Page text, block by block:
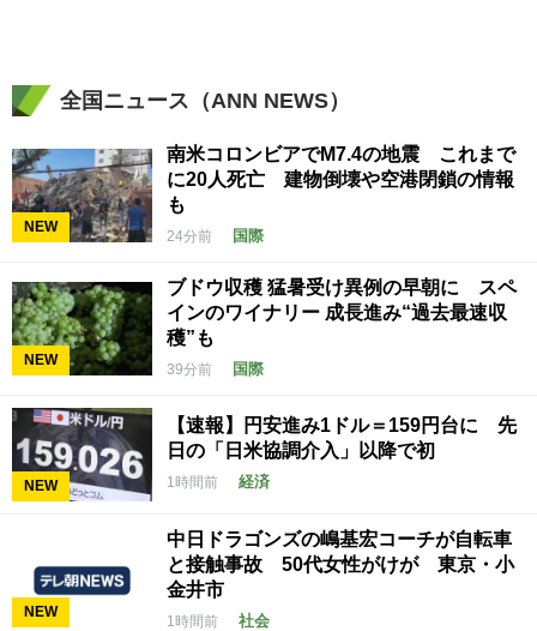
全国ニュース（ANN NEWS）
NEW
南米コロンビアでM7.4の地震 これまで
に20人死亡 建物倒壊や空港閉鎖の情報
も
24分前 国際
NEW
ブドウ収穫 猛暑受け異例の早朝に スペ
インのワイナリー 成長進み“過去最速収
穫”も
39分前 国際
NEW
【速報】円安進み1ドル＝159円台に 先
日の「日米協調介入」以降で初
1時間前 経済
NEW
中日ドラゴンズの嶋基宏コーチが自転車
と接触事故 50代女性がけが 東京・小
金井市
1時間前 社会